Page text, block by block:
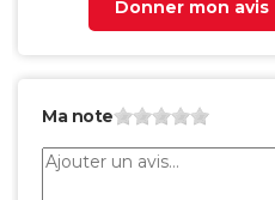
Donner mon avis
Ma note